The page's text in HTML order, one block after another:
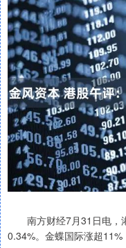
南方财经7月31日电，
0.34%。金蝶国际涨超11%